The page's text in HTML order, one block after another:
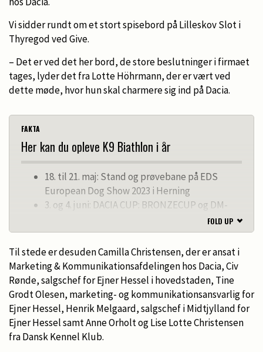
Vi sidder rundt om et stort spisebord på Lilleskov Slot i
Thyregod ved Give.
– Det er ved det her bord, de store beslutninger i firmaet
tages, lyder det fra Lotte Höhrmann, der er vært ved
dette møde, hvor hun skal charmere sig ind på Dacia.
FAKTA
Her kan du opleve K9 Biathlon i år
18. til 21. maj: Stand og prøvebane på EDS
European Dog Show 2023 i Herning
3. og 4. juni: DACIA CUP: BRONZECUP og DM-
kvalifikation på Lilleskov Slot i Thyregod
26. aug: K9 Biathlon for alle, DACIA CUP:
SILVERCUP og DM kvalifikation på
Vilhelmsborg med DKK Hund i Fokus
27. aug: DACIA CUP: K9 Biathlon for alle WALK
på Vilhelmsborg med DKK Hund i Fokus
14. okt: K9 Biathlon for alle DACIA CUP:
GOLDCUP og DM på DKK træningscenter i
RINGSTED (
FOLD UP
Til stede er desuden Camilla Christensen, der er ansat i
Marketing & Kommunikationsafdelingen hos Dacia, Civ
Rønde, salgschef for Ejner Hessel i hovedstaden, Tine
Grodt Olesen, marketing- og kommunikationsansvarlig for
Ejner Hessel, Henrik Melgaard, salgschef i Midtjylland for
Ejner Hessel samt Anne Orholt og Lise Lotte Christensen
fra Dansk Kennel Klub.